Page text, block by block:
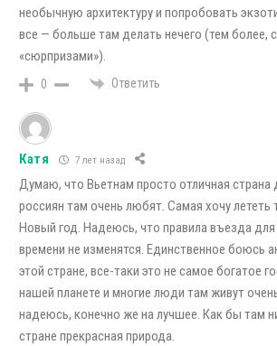
необычную архитектуру и попробовать
все — больше там делать нечего (тем более,
«сюрпризами»).
0 Ответить
Катя 7 лет назад
Думаю, что Вьетнам просто отличная страна
россиян там очень любят. Самая хочу
Новый год. Надеюсь, что правила въезда для
времени не изменятся. Единственное боюсь
этой стране, все-таки это не самое богатое
нашей планете и многие люди там живут
надеюсь, конечно же на лучшее. Как бы там
стране прекрасная природа.